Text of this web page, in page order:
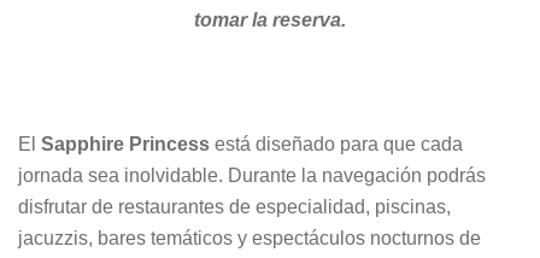
tomar la reserva.
El Sapphire Princess está diseñado para que cada
jornada sea inolvidable. Durante la navegación podrás
disfrutar de restaurantes de especialidad, piscinas,
jacuzzis, bares temáticos y espectáculos nocturnos de